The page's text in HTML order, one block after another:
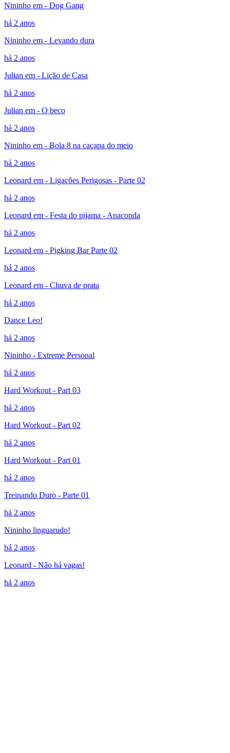
Nininho em - Dog Gang
há 2 anos
Nininho em - Levando dura
há 2 anos
Julian em - Lição de Casa
há 2 anos
Julian em - O beco
há 2 anos
Nininho em - Bola 8 na caçapa do meio
há 2 anos
Leonard em - Ligações Perigosas - Parte 02
há 2 anos
Leonard em - Festa do pijama - Anaconda
há 2 anos
Leonard em - Pigking Bar Parte 02
há 2 anos
Leonard em - Chuva de prata
há 2 anos
Dance Leo!
há 2 anos
Nininho - Extreme Personal
há 2 anos
Hard Workout - Part 03
há 2 anos
Hard Workout - Part 02
há 2 anos
Hard Workout - Part 01
há 2 anos
Treinando Duro - Parte 01
há 2 anos
Nininho linguarudo!
há 2 anos
Leonard - Não há vagas!
há 2 anos